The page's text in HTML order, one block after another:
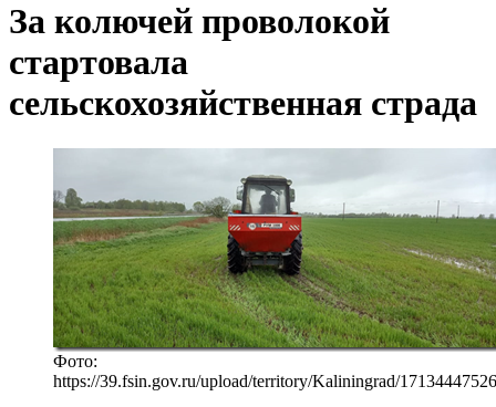
За колючей проволокой
стартовала
сельскохозяйственная страда
Фото:
https://39.fsin.gov.ru/upload/territory/Kaliningrad/